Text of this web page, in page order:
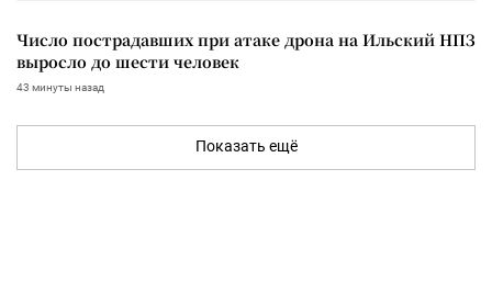
Число пострадавших при атаке дрона на Ильский НПЗ
выросло до шести человек
43 минуты назад
Показать ещё